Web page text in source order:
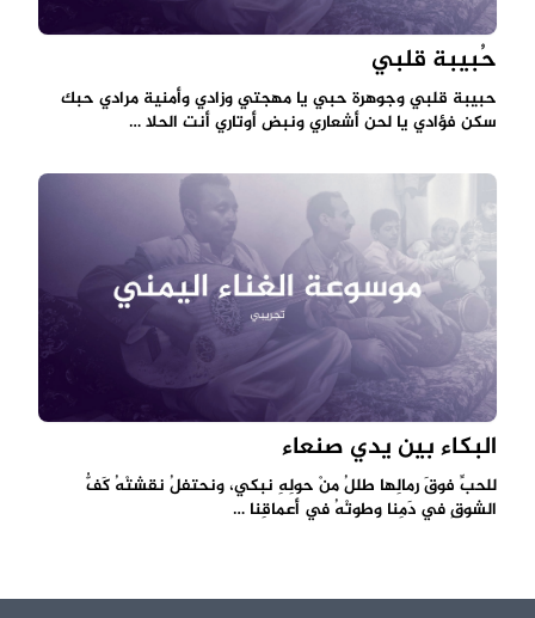
حُبيبة قلبي
حبيبة قلبي وجوهرة ﺣﺒﻲ ﻳﺎ ﻣﻬﺠﺘﻲ ﻭﺯﺍﺩﻱ ﻭﺃﻣﻨﻴﺔ ﻣﺮﺍﺩﻱ ﺣﺒﻚ
ﺳﻜﻦ ﻓﺆﺍﺩﻱ ﻳﺎ ﻟﺤﻦ ﺃﺷﻌﺎﺭﻱ ﻭﻧﺒﺾ ﺃﻭﺗﺎﺭﻱ ﺃﻧﺖ ﺍﻟﺤﻼ‌ …
البكاء بين يدي صنعاء
للحبِّ فوقَ رمالِها طللُ منْ حولِهِ نبكي، ونحتفلُ نقشتْهُ كَفُّ
الشوقِ في دَمِنا وطوتْهُ في أعماقِنا …